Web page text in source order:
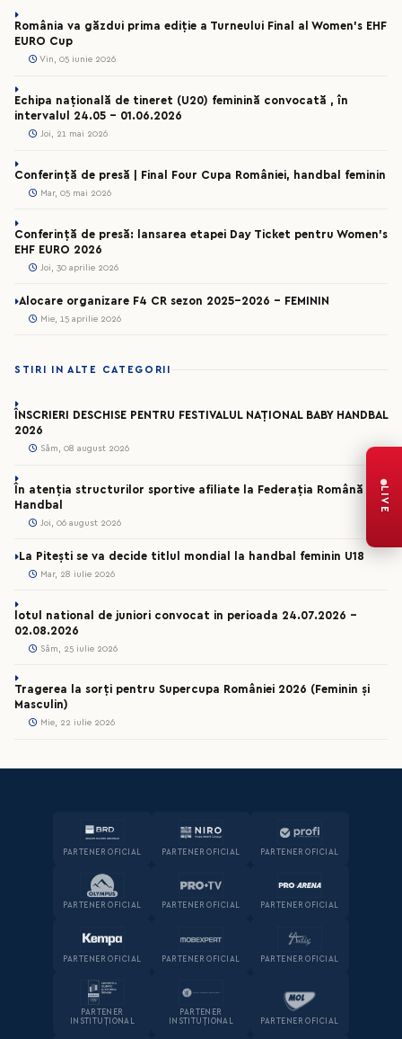
România va găzdui prima ediție a Turneului Final al Women’s EHF
EURO Cup
Vin, 05 iunie 2026
Echipa națională de tineret (U20) feminină convocată , în
intervalul 24.05 – 01.06.2026
Joi, 21 mai 2026
Conferință de presă | Final Four Cupa României, handbal feminin
Mar, 05 mai 2026
Conferință de presă: lansarea etapei Day Ticket pentru Women’s
EHF EURO 2026
Joi, 30 aprilie 2026
Alocare organizare F4 CR sezon 2025-2026 - FEMININ
Mie, 15 aprilie 2026
STIRI IN ALTE CATEGORII
ÎNSCRIERI DESCHISE PENTRU FESTIVALUL NAȚIONAL BABY HANDBAL
2026
Sâm, 08 august 2026
În atenția structurilor sportive afiliate la Federația Română de
Handbal
Joi, 06 august 2026
La Pitești se va decide titlul mondial la handbal feminin U18
Mar, 28 iulie 2026
lotul national de juniori convocat in perioada 24.07.2026 –
02.08.2026
Sâm, 25 iulie 2026
Tragerea la sorți pentru Supercupa României 2026 (Feminin și
Masculin)
Mie, 22 iulie 2026
PARTENER OFICIAL PARTENER OFICIAL PARTENER OFICIAL
PARTENER OFICIAL PARTENER OFICIAL PARTENER OFICIAL
PARTENER OFICIAL PARTENER OFICIAL PARTENER OFICIAL
PARTENER
INSTITUȚIONAL
PARTENER
INSTITUȚIONAL
PARTENER OFICIAL
LIVE